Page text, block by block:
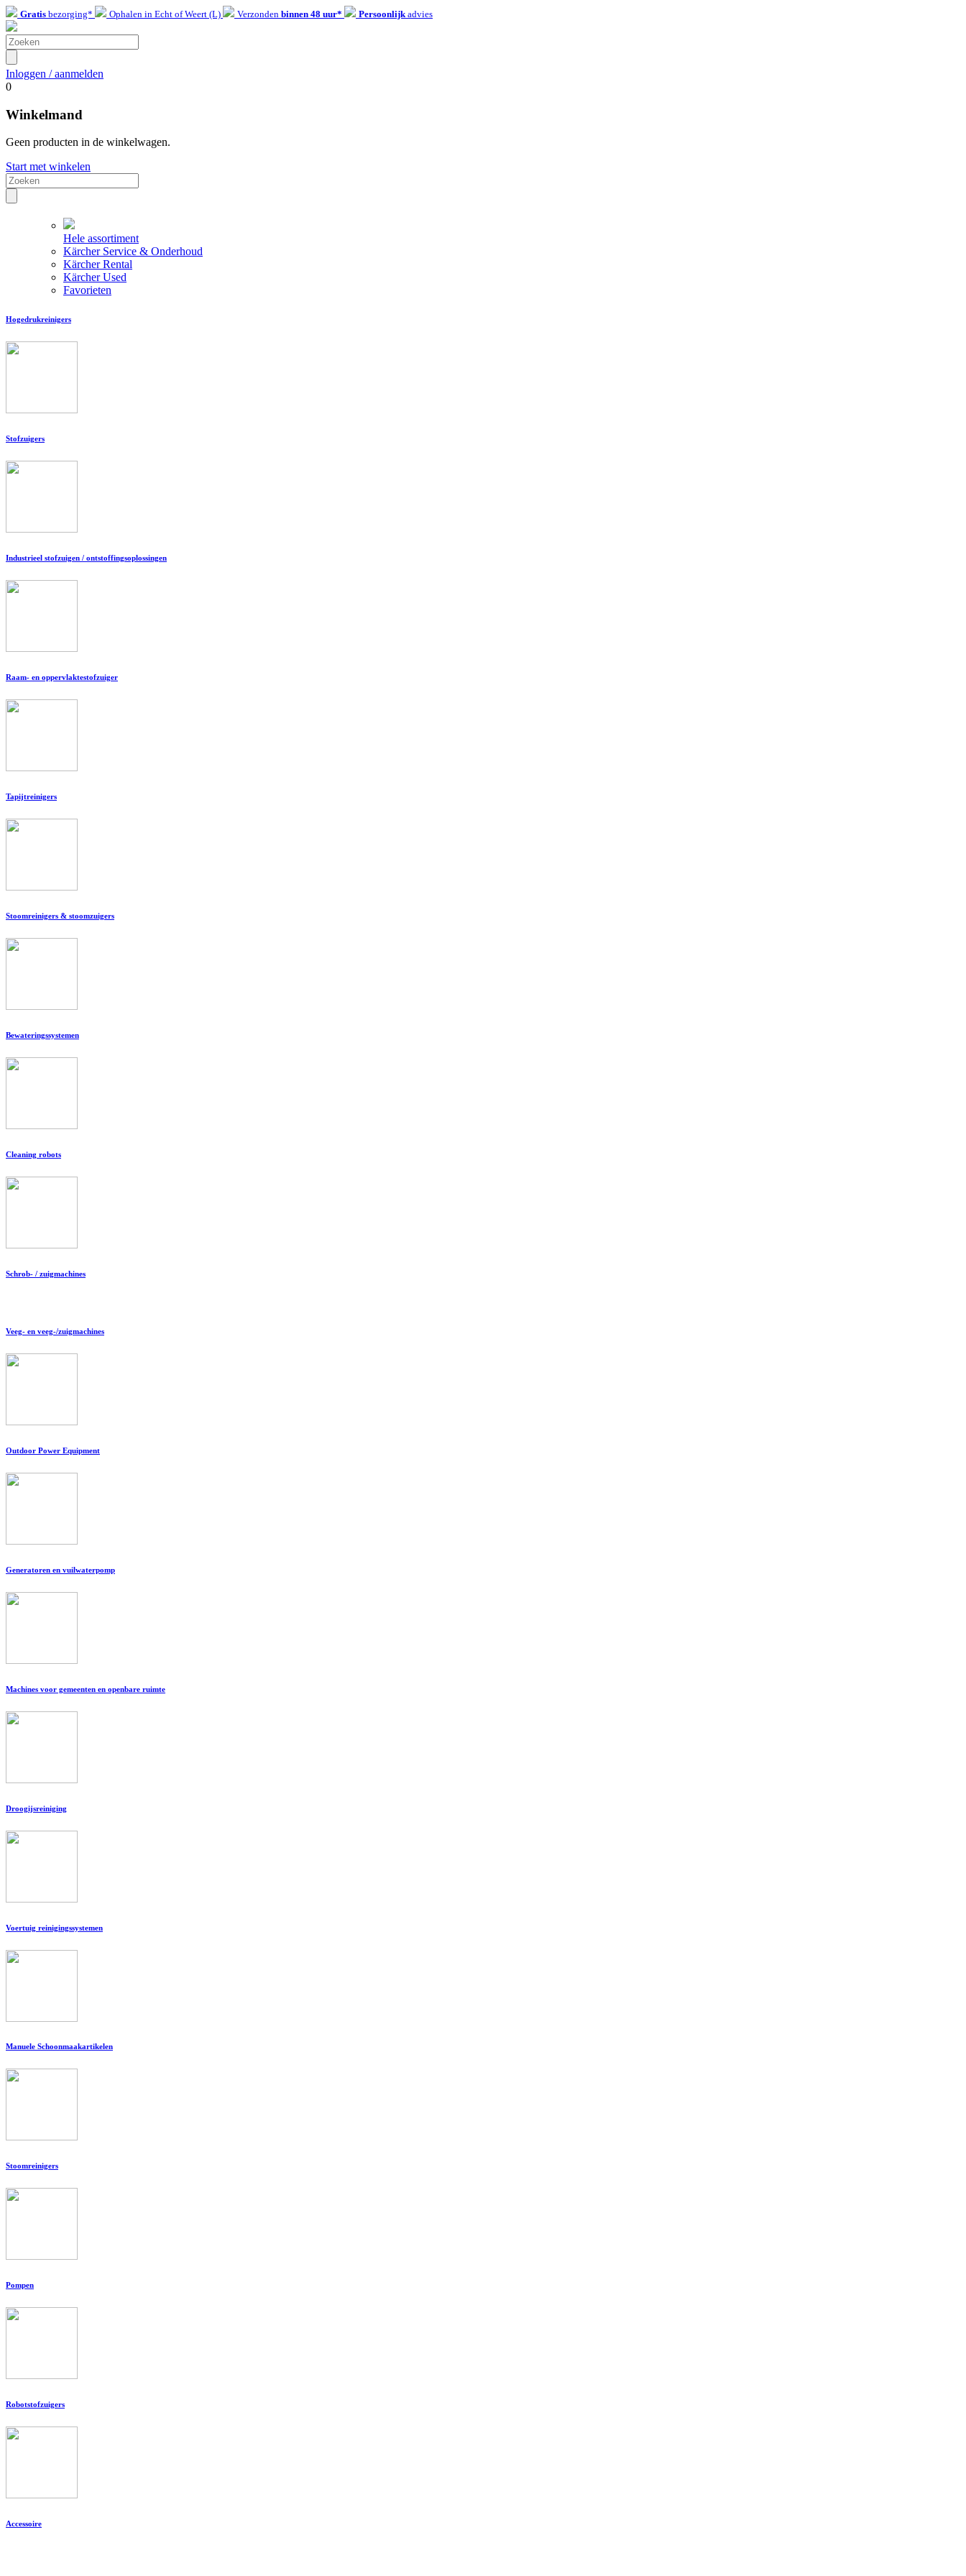
Gratis bezorging* Ophalen in Echt of Weert (L) Verzonden binnen 48 uur* Persoonlijkadvies
Inloggen / aanmelden
0
Winkelmand
Geen producten in de winkelwagen.
Start met winkelen
Hele assortiment
Kärcher Service & Onderhoud
Kärcher Rental
Kärcher Used
Favorieten
Hogedrukreinigers
Stofzuigers
Industrieel stofzuigen / ontstoffingsoplossingen
Raam- en oppervlaktestofzuiger
Tapijtreinigers
Stoomreinigers & stoomzuigers
Bewateringssystemen
Cleaning robots
Schrob- / zuigmachines
Veeg- en veeg-/zuigmachines
Outdoor Power Equipment
Generatoren en vuilwaterpomp
Machines voor gemeenten en openbare ruimte
Droogijsreiniging
Voertuig reinigingssystemen
Manuele Schoonmaakartikelen
Stoomreinigers
Pompen
Robotstofzuigers
Accessoire